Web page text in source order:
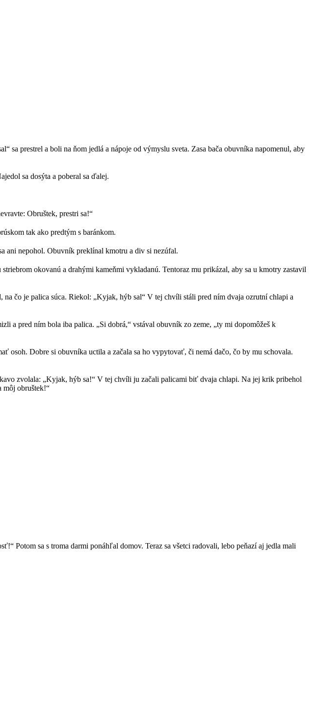
sa prestrel a boli na ňom jedlá a nápoje od výmyslu sveta. Zasa bača obuvníka napomenul, aby
sa dosýta a poberal sa ďalej.
Obruštek, prestri sa!“
tak ako predtým s baránkom.
ani nepohol. Obuvník preklínal kmotru a div si nezúfal.
okovanú a drahými kameňmi vykladanú. Tentoraz mu prikázal, aby sa u kmotry zastavil
čo je palica súca. Riekol: „Kyjak, hýb sal“ V tej chvíli stáli pred ním dvaja ozrutní chlapi a
pred ním bola iba palica. „Si dobrá,“ vstával obuvník zo zeme, „ty mi dopomôžeš k
osoh. Dobre si obuvníka uctila a začala sa ho vypytovať, či nemá dačo, čo by mu schovala.
zvolala: „Kyjak, hýb sa!“ V tej chvíli ju začali palicami biť dvaja chlapi. Na jej krik pribehol
môj obruštek!“
Potom sa s troma darmi ponáhľal domov. Teraz sa všetci radovali, lebo peňazí aj jedla mali